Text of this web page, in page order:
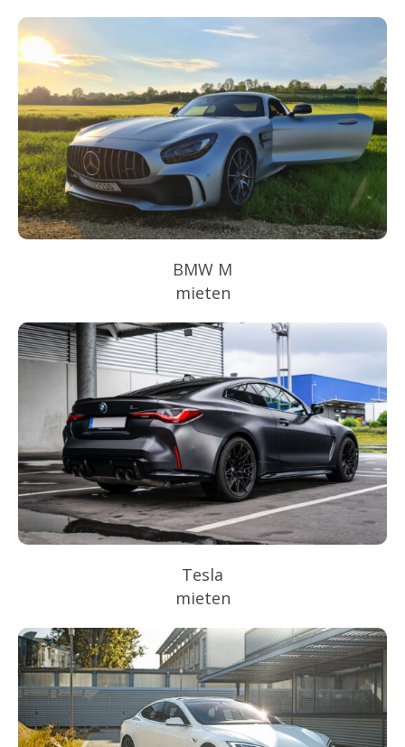
BMW M
mieten
Tesla
mieten